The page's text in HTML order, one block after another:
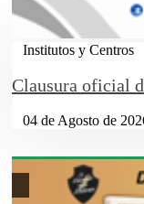
Institutos y Centros
Clausura oficial
04 de Agosto de